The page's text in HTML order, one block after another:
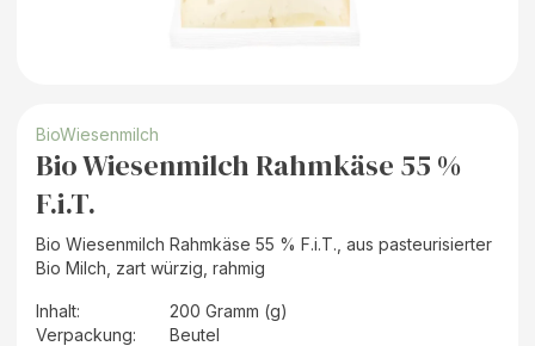
BioWiesenmilch
Bio Wiesenmilch Rahmkäse 55 %
F.i.T.
Bio Wiesenmilch Rahmkäse 55 % F.i.T., aus pasteurisierter
Bio Milch, zart würzig, rahmig
Inhalt:
200 Gramm (g)
Verpackung:
Beutel